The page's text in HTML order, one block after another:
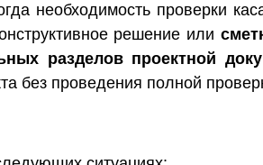
необходимость проверки
решение или
разделов проектной
без проведения полной